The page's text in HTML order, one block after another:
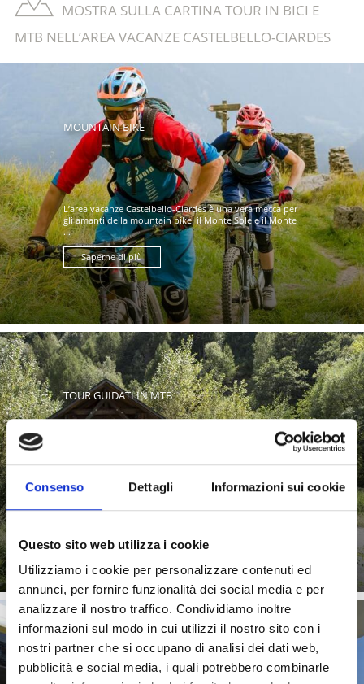
Consenso Dettagli Informazioni sui cookie
Questo sito web utilizza i cookie
Utilizziamo i cookie per personalizzare contenuti ed
annunci, per fornire funzionalità dei social media e per
analizzare il nostro traffico. Condividiamo inoltre
informazioni sul modo in cui utilizzi il nostro sito con i
nostri partner che si occupano di analisi dei dati web,
pubblicità e social media, i quali potrebbero combinarle
MOSTRA SULLA CARTINA TOUR IN BICI E
MTB NELL’AREA VACANZE CASTELBELLO-CIARDES
MOUNTAIN BIKE
L’area vacanze Castelbello-Ciardes è una vera mecca per
gli amanti della mountain bike: il Monte Sole e il Monte
...
Saperne di più
TOUR GUIDATI IN MTB
anche molti hotel propongono emozionanti tour
TRENO E BICI